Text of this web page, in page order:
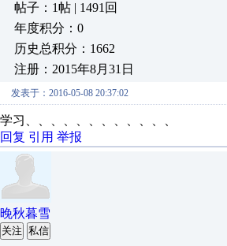
帖子：1帖 | 1491回
年度积分：0
历史总积分：1662
注册：2015年8月31日
发表于：2016-05-08 20:37:02
学习、、、、、、、、、、、、
回复 引用 举报
晚秋暮雪
关注 私信